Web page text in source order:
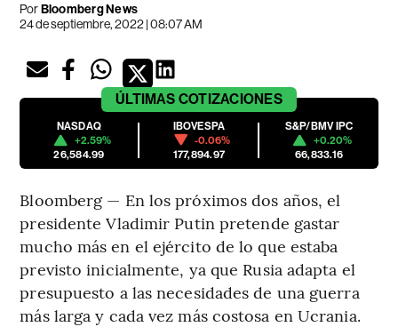
PorBloomberg News
24 de septiembre, 2022 | 08:07 AM
ÚLTIMAS COTIZACIONES
NASDAQ
+2.59%
26,584.99
IBOVESPA
-0.06%
177,894.97
S&P/BMV IPC
+0.20%
66,833.16
Bloomberg — En los próximos dos años, el
presidente Vladimir Putin pretende gastar
mucho más en el ejército de lo que estaba
previsto inicialmente, ya que Rusia adapta el
presupuesto a las necesidades de una guerra
más larga y cada vez más costosa en Ucrania.